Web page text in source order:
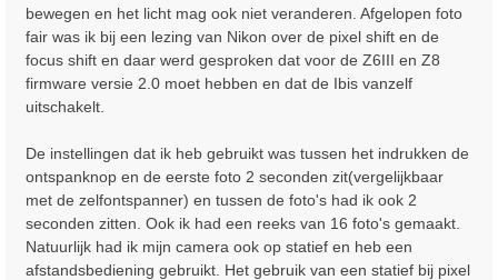
bewegen en het licht mag ook niet veranderen. Afgelopen foto
fair was ik bij een lezing van Nikon over de pixel shift en de
focus shift en daar werd gesproken dat voor de Z6III en Z8
firmware versie 2.0 moet hebben en dat de Ibis vanzelf
uitschakelt.
De instellingen dat ik heb gebruikt was tussen het indrukken de
ontspanknop en de eerste foto 2 seconden zit(vergelijkbaar
met de zelfontspanner) en tussen de foto's had ik ook 2
seconden zitten. Ook ik had een reeks van 16 foto's gemaakt.
Natuurlijk had ik mijn camera ook op statief en heb een
afstandsbediening gebruikt. Het gebruik van een statief bij pixel